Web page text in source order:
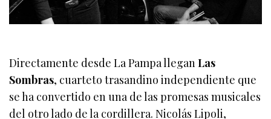
Directamente desde La Pampa lleganLas
Sombras, cuarteto trasandino independiente que
se ha convertido en una de las promesas musicales
del otro lado de la cordillera. Nicolás Lipoli,